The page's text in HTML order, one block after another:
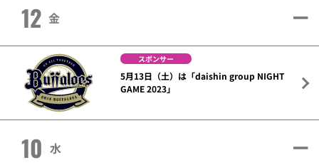
12 金
スポンサー
5月13日（土）は「daishin group NIGHT
GAME 2023」
10 水